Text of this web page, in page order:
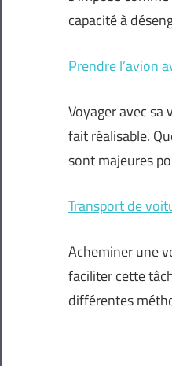
capacité à
Prendre l’avion
Voyager avec
fait réalisable.
sont majeures
Transport de
Acheminer une
faciliter cette
différentes